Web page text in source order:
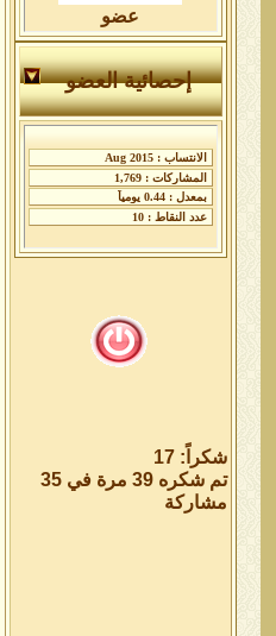
عضو
إحصائية العضو
شكراً: 17
تم شكره 39 مرة في 35
مشاركة